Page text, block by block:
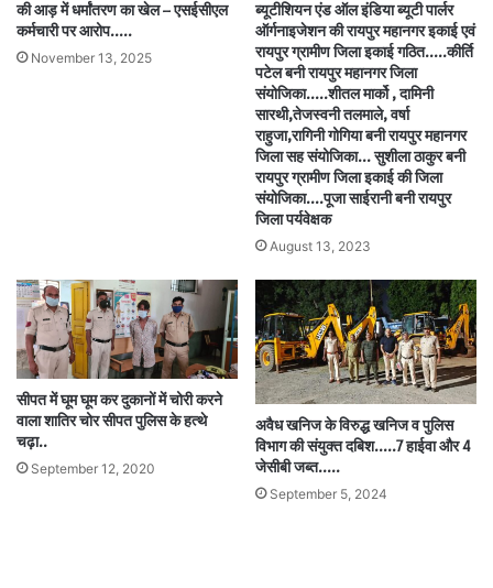
की आड़ में धर्मांतरण का खेल – एसईसीएल
कर्मचारी पर आरोप…..
November 13, 2025
ब्यूटीशियन एंड ऑल इंडिया ब्यूटी पार्लर
ऑर्गनाइजेशन की रायपुर महानगर इकाई एवं
रायपुर ग्रामीण जिला इकाई गठित…..कीर्ति
पटेल बनी रायपुर महानगर जिला
संयोजिका…..शीतल मार्को , दामिनी
सारथी,तेजस्वनी तलमाले, वर्षा
राहुजा,रागिनी गोगिया बनी रायपुर महानगर
जिला सह संयोजिका… सुशीला ठाकुर बनी
रायपुर ग्रामीण जिला इकाई की जिला
संयोजिका….पूजा साईरानी बनी रायपुर
जिला पर्यवेक्षक
August 13, 2023
सीपत में घूम घूम कर दुकानों में चोरी करने
वाला शातिर चोर सीपत पुलिस के हत्थे
चढ़ा..
September 12, 2020
अवैध खनिज के विरुद्ध खनिज व पुलिस
विभाग की संयुक्त दबिश…..7 हाईवा और 4
जेसीबी जब्त…..
September 5, 2024